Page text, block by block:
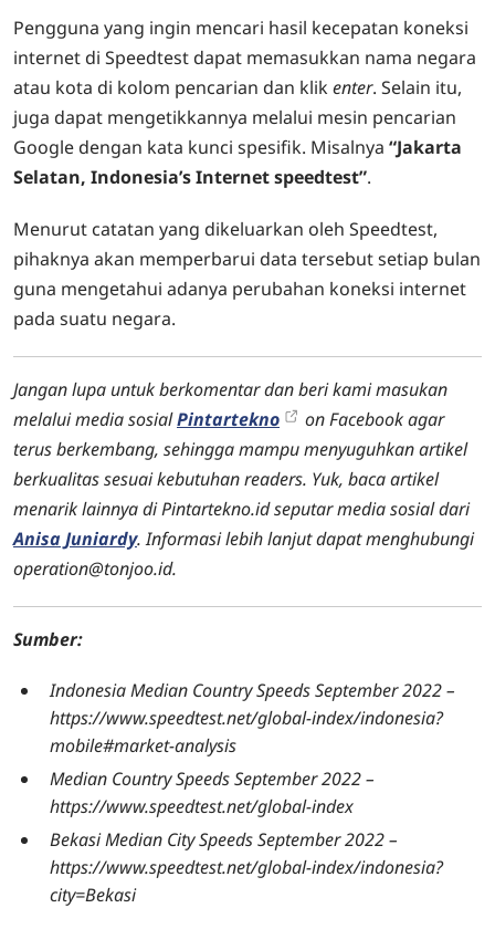
Pengguna yang ingin mencari hasil kecepatan koneksi
internet di Speedtest dapat memasukkan nama negara
atau kota di kolom pencarian dan klik enter. Selain itu,
juga dapat mengetikkannya melalui mesin pencarian
Google dengan kata kunci spesifik. Misalnya “Jakarta
Selatan, Indonesia’s Internet speedtest”.
Menurut catatan yang dikeluarkan oleh Speedtest,
pihaknya akan memperbarui data tersebut setiap bulan
guna mengetahui adanya perubahan koneksi internet
pada suatu negara.
Jangan lupa untuk berkomentar dan beri kami masukan
melalui media sosialPintartekno
on Facebook agar
terus berkembang, sehingga mampu menyuguhkan artikel
berkualitas sesuai kebutuhan readers. Yuk, baca artikel
menarik lainnya di Pintartekno.id seputar media sosial dari
Anisa Juniardy. Informasi lebih lanjut dapat menghubungi
operation@tonjoo.id.
Sumber:
IndonesiaMedian Country Speeds September 2022 –
https://www.speedtest.net/global-index/indonesia?
mobile#market-analysis
Median CountrySpeeds September 2022 –
https://www.speedtest.net/global-index
BekasiMedian City Speeds September 2022 –
https://www.speedtest.net/global-index/indonesia?
city=Bekasi